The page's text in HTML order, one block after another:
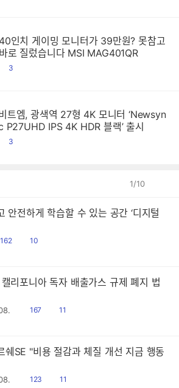
40인치 게이밍 모니터가 39만원? 못참고
바로 질렀습니다 MSI MAG401QR
댓
3
트엠, 광색역 27형 4K 모니터 ‘Newsyn
P27UHD IPS 4K HDR 블랙’ 출시
댓
3
1/10
안전하게 학습할 수 있는 공간 ‘디지털
읽
162
공
10
리포니아 독자 배출가스 규제 폐지 법
읽
167
공
11
쉐SE "비용 절감과 체질 개선 지금 행동
읽
123
공
11